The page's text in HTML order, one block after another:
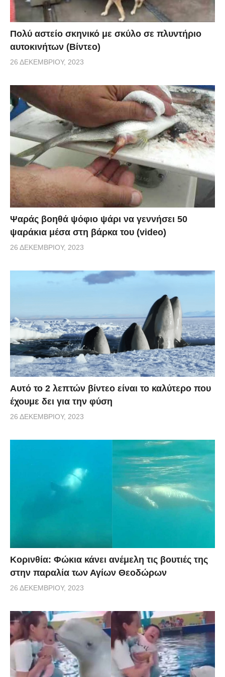
Πολύ αστείο σκηνικό με σκύλο σε πλυντήριο
αυτοκινήτων (Βίντεο)
26 ΔΕΚΕΜΒΡΊΟΥ, 2023
Ψαράς βοηθά ψόφιο ψάρι να γεννήσει 50
ψαράκια μέσα στη βάρκα του (video)
26 ΔΕΚΕΜΒΡΊΟΥ, 2023
Αυτό το 2 λεπτών βίντεο είναι το καλύτερο που
έχουμε δει για την φύση
26 ΔΕΚΕΜΒΡΊΟΥ, 2023
Κορινθία: Φώκια κάνει ανέμελη τις βουτιές της
στην παραλία των Αγίων Θεοδώρων
26 ΔΕΚΕΜΒΡΊΟΥ, 2023